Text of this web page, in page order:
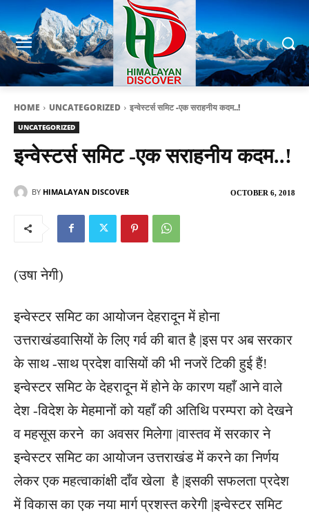
HOME UNCATEGORIZED इन्वेस्टर्स समिट -एक सराहनीय कदम..!
UNCATEGORIZED
इन्वेस्टर्स समिट -एक सराहनीय कदम..!
OCTOBER 6, 2018
BY HIMALAYAN DISCOVER
(उषा नेगी)
इन्वेस्टर समिट का आयोजन देहरादून में होना
उत्तराखंडवासियों के लिए गर्व की बात है |इस पर अब सरकार
के साथ -साथ प्रदेश वासियों की भी नजरें टिकी हुई हैं!
इन्वेस्टर समिट के देहरादून में होने के कारण यहाँ आने वाले
देश -विदेश के मेहमानों को यहाँ की अतिथि परम्परा को देखने
व महसूस करने का अवसर मिलेगा |वास्तव में सरकार ने
इन्वेस्टर समिट का आयोजन उत्तराखंड में करने का निर्णय
लेकर एक महत्वाकांक्षी दाँव खेला है |इसकी सफलता प्रदेश
में विकास का एक नया मार्ग प्रशस्त करेगी |इन्वेस्टर समिट